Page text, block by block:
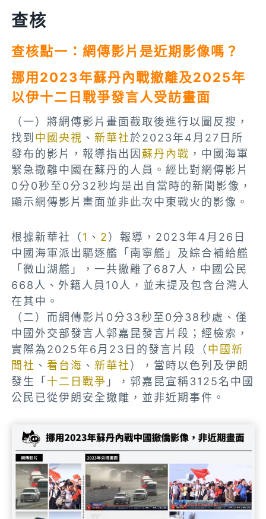
查核
查核點一：網傳影片是近期影像嗎？
挪用2023年蘇丹內戰撤離及2025年
以伊十二日戰爭發言人受訪畫面
（一）將網傳影片畫面截取後進行以圖反搜，
找到 中國央視 、新華社於2023年4月27日所
發布的影片，報導指出因蘇丹內戰 ，中國海軍
緊急撤離中國在蘇丹的人員。經比對網傳影片
0分0秒至0分32秒均是出自當時的新聞影像，
顯示網傳影片畫面並非此次中東戰火的影像。
根據新華社（1 、 2）報導，2023年4月26日
中國海軍派出驅逐艦「南寧艦」及綜合補給艦
「微山湖艦」，一共撤離了687人，中國公民
668人、外籍人員10人，並未提及包含台灣人
在其中。
（二）而網傳影片0分33秒至0分38秒處、僅
中國外交部發言人郭嘉昆發言片段；經檢索，
實際為2025年6月23日的發言片段（中國新
聞社 、看台海 、新華社），當時以色列及伊朗
發生「 十二日戰爭 」，郭嘉昆宣稱3125名中國
公民已從伊朗安全撤離，並非近期事件。